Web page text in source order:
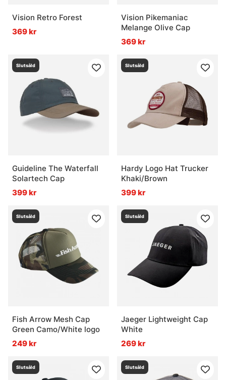
Vision Retro Forest
369 kr
Vision Pikemaniac
Melange Olive Cap
369 kr
Slutsåld
Guideline The Waterfall
Solartech Cap
399 kr
Slutsåld
Hardy Logo Hat Trucker
Khaki/Brown
399 kr
Slutsåld
Fish Arrow Mesh Cap
Green Camo/White logo
249 kr
Slutsåld
Jaeger Lightweight Cap
White
269 kr
Slutsåld Slutsåld